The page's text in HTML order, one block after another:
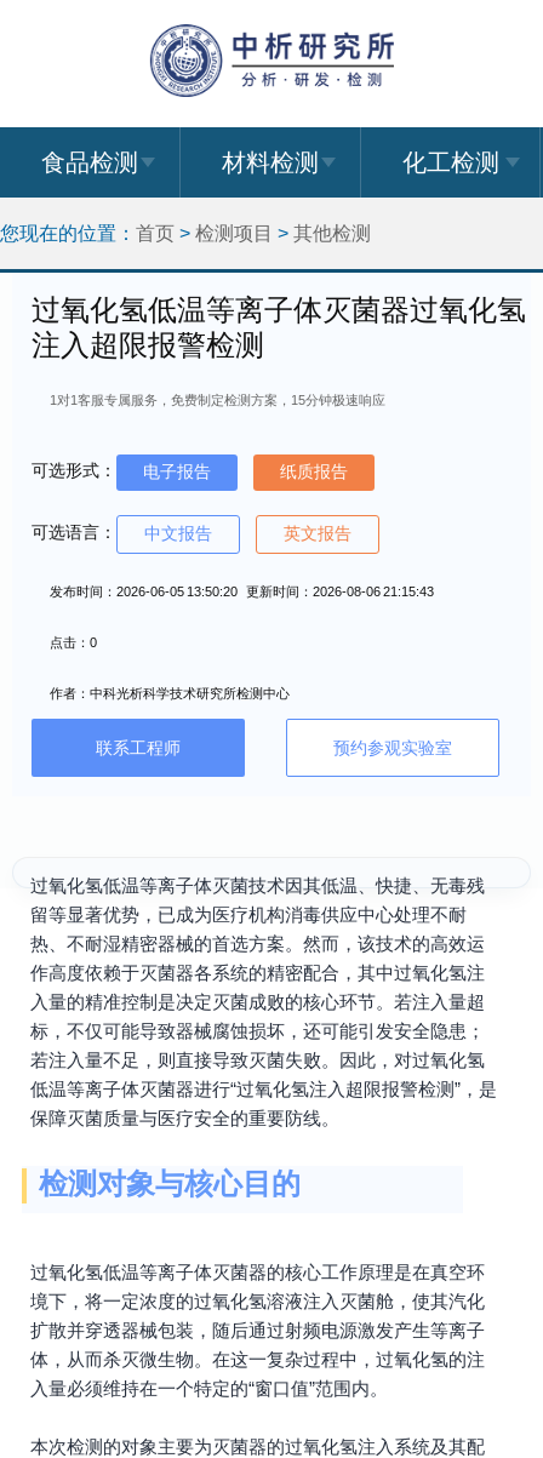
食品检测 材料检测 化工检测
您现在的位置： 首页 > 检测项目 > 其他检测
过氧化氢低温等离子体灭菌器过氧化氢
注入超限报警检测
1对1客服专属服务，免费制定检测方案，15分钟极速响应
可选形式： 电子报告 纸质报告
可选语言： 中文报告 英文报告
发布时间：2026-06-05 13:50:20 更新时间：2026-08-06 21:15:43
点击：0
作者：中科光析科学技术研究所检测中心
联系工程师 预约参观实验室
过氧化氢低温等离子体灭菌技术因其低温、快捷、无毒残
留等显著优势，已成为医疗机构消毒供应中心处理不耐
热、不耐湿精密器械的首选方案。然而，该技术的高效运
作高度依赖于灭菌器各系统的精密配合，其中过氧化氢注
入量的精准控制是决定灭菌成败的核心环节。若注入量超
标，不仅可能导致器械腐蚀损坏，还可能引发安全隐患；
若注入量不足，则直接导致灭菌失败。因此，对过氧化氢
低温等离子体灭菌器进行“过氧化氢注入超限报警检测”，是
保障灭菌质量与医疗安全的重要防线。
检测对象与核心目的
过氧化氢低温等离子体灭菌器的核心工作原理是在真空环
境下，将一定浓度的过氧化氢溶液注入灭菌舱，使其汽化
扩散并穿透器械包装，随后通过射频电源激发产生等离子
体，从而杀灭微生物。在这一复杂过程中，过氧化氢的注
入量必须维持在一个特定的“窗口值”范围内。
本次检测的对象主要为灭菌器的过氧化氢注入系统及其配